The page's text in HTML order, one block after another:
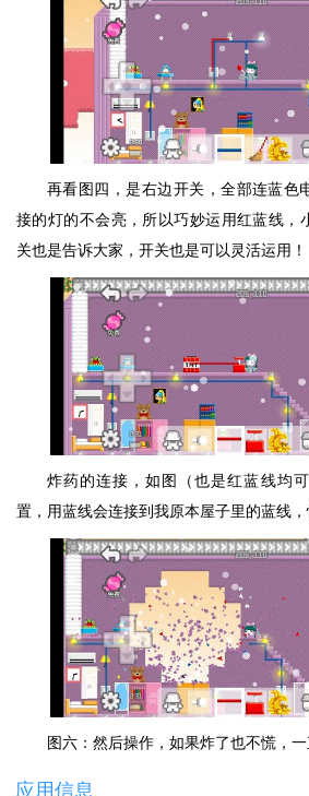
再看图四，是右边开关，全部连蓝色
接的灯的不会亮，所以巧妙运用红蓝线，
关也是告诉大家，开关也是可以灵活运用！
炸药的连接，如图（也是红蓝线均
置，用蓝线会连接到我原本屋子里的蓝线，
图六：然后操作，如果炸了也不慌，一
应用信息